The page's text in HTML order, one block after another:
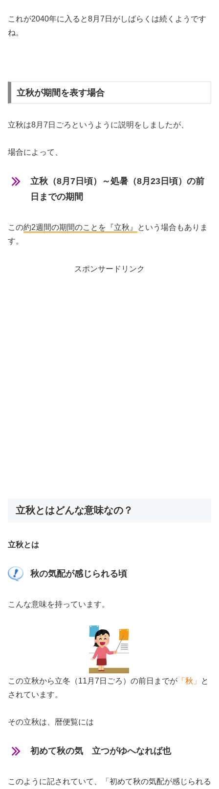
これが2040年に入ると8月7日がしばらくは続くようです
ね。
立秋が期間を表す場合
立秋は8月7日ごろというように説明をしましたが、
場合によって、
立秋（8月7日頃）～処暑（8月23日頃）の前
日までの期間
この約2週間の期間のことを『立秋』
という場合もありま
す。
スポンサードリンク
立秋とはどんな意味なの？
立秋とは
秋の気配が感じられる頃
こんな意味を持っています。
この立秋から立冬（11月7日ごろ）の前日までが 「秋」
と
されています。
その立秋は、暦便覧には
初めて秋の気 立つがゆへなれば也
このように記されていて、「初めて秋の気配が感じられる